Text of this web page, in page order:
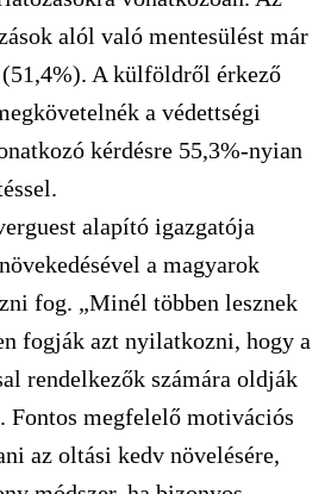
alól való mentesülést már
A külföldről érkező
a védettségi
kérdésre 55,3%-nyian
alapító igazgatója
a magyarok
fog. „Minél többen lesznek
fogják azt nyilatkozni, hogy a
rendelkezők számára oldják
Fontos megfelelő motivációs
az oltási kedv növelésére,